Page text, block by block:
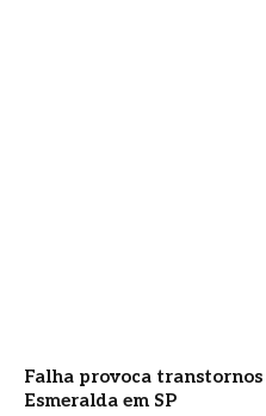
Falha provoca transtornos
Esmeralda em SP